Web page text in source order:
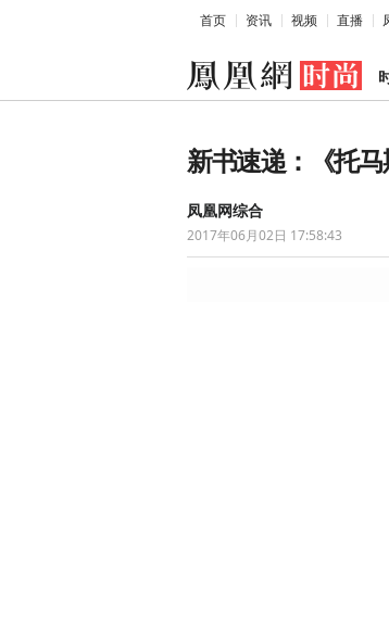
首页 资讯 视频 直播
新书速递：《托马
凤凰网综合
2017年06月02日 17:58:43